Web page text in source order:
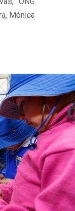
Mónica